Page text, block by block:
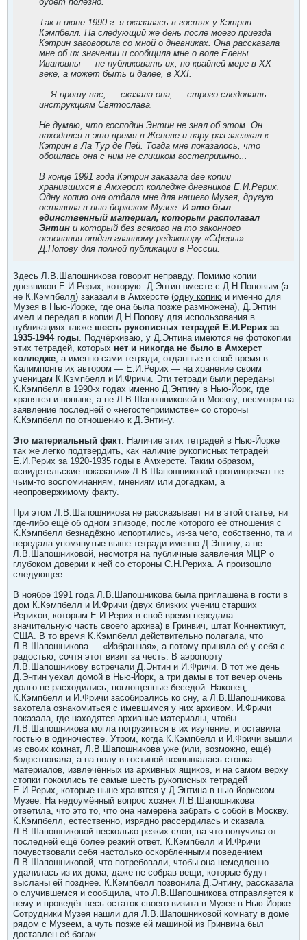
Так в июне 1990 г. я оказалась в гостях у Кэтрин
Кэмпбелл. На следующий же день после моего приезда
Кэтрин заговорила со мной о дневниках. Она рассказала
мне об их значении и сообщила мне о воле Елены
Ивановны — не публиковать их, по крайней мере в ХХ
веке, а может быть и далее, в XXI.
— Я прошу вас, — сказала она, — строго следовать
инструкциям Святослава.
Не думаю, что господин Энтин не знал об этом. Он
находился в это время в Женеве и пару раз заезжал к
Кэтрин в Ла Тур де Пей. Тогда мне показалось, что
обошлась она с ним не слишком гостеприимно...
В конце 1991 года Кэтрин заказала две копии
хранившихся в Амхерст колледже дневников Е.И.Рерих.
Одну копию она отдала мне для нашего Музея, другую
оставила в нью-йоркском Музее. И это был
единственный материал, которым располагал
Энтин и который без всякого на то законного
основания отдал главному редактору «Сферы»
Д.Попову для полной публикации в России.
Здесь Л.В.Шапошникова говорит неправду. Помимо копии
дневников Е.И.Рерих, которую Д.Энтин вместе с Д.Н.Поповым (а
не К.Кэмпбелл) заказали в Амхерсте (одну копию и именно для
Музея в Нью-Йорке, где она была позже размножена), Д.Энтин
имел и передал в копии Д.Н.Попову для использования в
публикациях также шесть рукописных тетрадей Е.И.Рерих за
1935-1944 годы. Подчёркиваю, у Д.Энтина имеются не фотокопии
этих тетрадей, которых нет и никогда не было в Амхерст
колледже, а именно сами тетради, отданные в своё время в
Калимпонге их автором — Е.И.Рерих — на хранение своим
ученицам К.Кэмпбелл и И.Фричи. Эти тетради были переданы
К.Кэмпбелл в 1990-х годах именно Д.Энтину в Нью-Йорк, где
хранятся и поныне, а не Л.В.Шапошниковой в Москву, несмотря на
заявление последней о «негостеприимстве» со стороны
К.Кэмпбелл по отношению к Д.Энтину.
Это материальный факт. Наличие этих тетрадей в Нью-Йорке
так же легко подтвердить, как наличие рукописных тетрадей
Е.И.Рерих за 1920-1935 годы в Амхерсте. Таким образом,
«свидетельские показания» Л.В.Шапошниковой противоречат не
чьим-то воспоминаниям, мнениям или догадкам, а
неопровержимому факту.
При этом Л.В.Шапошникова не рассказывает ни в этой статье, ни
где-либо ещё об одном эпизоде, после которого её отношения с
К.Кэмпбелл безнадёжно испортились, из-за чего, собственно, та и
передала упомянутые выше тетради именно Д.Энтину, а не
Л.В.Шапошниковой, несмотря на публичные заявления МЦР о
глубоком доверии к ней со стороны С.Н.Рериха. А произошло
следующее.
В ноябре 1991 года Л.В.Шапошникова была приглашена в гости в
дом К.Кэмпбелл и И.Фричи (двух близких учениц старших
Рерихов, которым Е.И.Рерих в своё время передала
значительную часть своего архива) в Гринвич, штат Коннектикут,
США. В то время К.Кэмпбелл действительно полагала, что
Л.В.Шапошникова — «Избранная», а потому приняла её у себя с
радостью, сочтя этот визит за честь. В аэропорту
Л.В.Шапошникову встречали Д.Энтин и И.Фричи. В тот же день
Д.Энтин уехал домой в Нью-Йорк, а три дамы в тот вечер очень
долго не расходились, поглощенные беседой. Наконец,
К.Кэмпбелл и И.Фричи засобирались ко сну, а Л.В.Шапошникова
захотела ознакомиться с имевшимся у них архивом. И.Фричи
показала, где находятся архивные материалы, чтобы
Л.В.Шапошникова могла погрузиться в их изучение, и оставила
гостью в одиночестве. Утром, когда К.Кэмпбелл и И.Фричи вышли
из своих комнат, Л.В.Шапошникова уже (или, возможно, ещё)
бодрствовала, а на полу в гостиной возвышалась стопка
материалов, извлечённых из архивных ящиков, и на самом верху
стопки покоились те самые шесть рукописных тетрадей
Е.И.Рерих, которые ныне хранятся у Д.Энтина в нью-йоркском
Музее. На недоумённый вопрос хозяек Л.В.Шапошникова
ответила, что это то, что она намерена забрать с собой в Москву.
К.Кэмпбелл, естественно, изрядно рассердилась и сказала
Л.В.Шапошниковой несколько резких слов, на что получила от
последней ещё более резкий ответ. К.Кэмпбелл и И.Фричи
почувствовали себя настолько оскорблёнными поведением
Л.В.Шапошниковой, что потребовали, чтобы она немедленно
удалилась из их дома, даже не собрав вещи, которые будут
высланы ей позднее. К.Кэмпбелл позвонила Д.Энтину, рассказала
о случившемся и сообщила, что Л.В.Шапошникова отправляется к
нему и проведёт весь остаток своего визита в Музее в Нью-Йорке.
Сотрудники Музея нашли для Л.В.Шапошниковой комнату в доме
рядом с Музеем, а чуть позже ей машиной из Гринвича был
доставлен её багаж.